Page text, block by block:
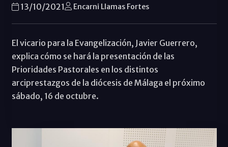
13/10/2021 Encarni Llamas Fortes
El vicario para la Evangelización, Javier Guerrero,
explica cómo se hará la presentación de las
Prioridades Pastorales en los distintos
arciprestazgos de la diócesis de Málaga el próximo
sábado, 16 de octubre.